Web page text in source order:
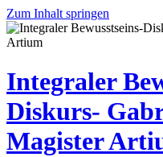
Zum Inhalt springen
Integraler
Diskurs-
Magister